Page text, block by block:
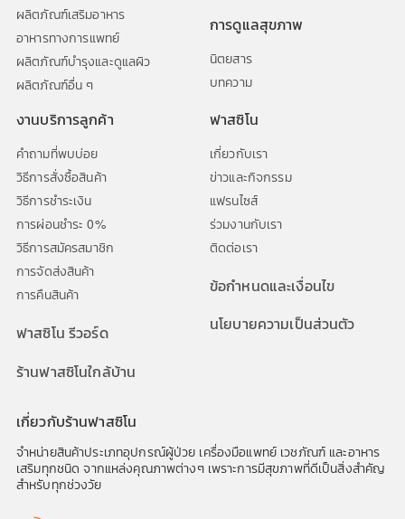
ผลิตภัณฑ์เสริมอาหาร
อาหารทางการแพทย์
ผลิตภัณฑ์บำรุงและดูแลผิว
ผลิตภัณฑ์อื่น ๆ
การดูแลสุขภาพ
นิตยสาร
บทความ
งานบริการลูกค้า
คำถามที่พบบ่อย
วิธีการสั่งซื้อสินค้า
วิธีการชำระเงิน
การผ่อนชำระ 0%
วิธีการสมัครสมาชิก
การจัดส่งสินค้า
การคืนสินค้า
ฟาสซิโน รีวอร์ด
ร้านฟาสซิโนใกล้บ้าน
ฟาสซิโน
เกี่ยวกับเรา
ข่าวและกิจกรรม
แฟรนไซส์
ร่วมงานกับเรา
ติดต่อเรา
ข้อกำหนดและเงื่อนไข
นโยบายความเป็นส่วนตัว
เกี่ยวกับร้านฟาสซิโน
จำหน่ายสินค้าประเภทอุปกรณ์ผู้ป่วย เครื่องมือแพทย์ เวชภัณฑ์ และอาหาร
เสริมทุกชนิด จากแหล่งคุณภาพต่างๆ เพราะการมีสุขภาพที่ดีเป็นสิ่งสำคัญ
สำหรับทุกช่วงวัย